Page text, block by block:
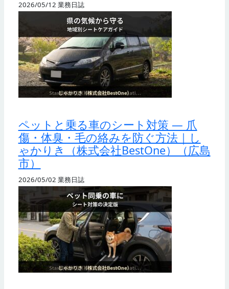
2026/05/12 業務日誌
ペットと乗る車のシート対策 — 爪
傷・体臭・毛の絡みを防ぐ方法｜し
ゃかりき（株式会社BestOne）（広島
市）
2026/05/02 業務日誌